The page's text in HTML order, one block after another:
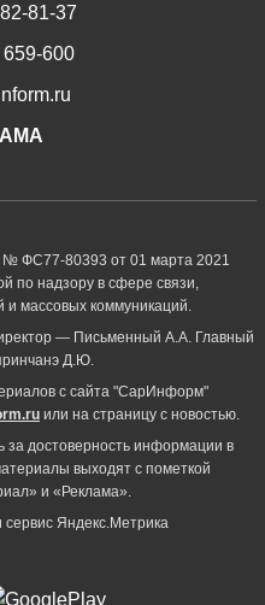
81-37
600
ФС77-80393 от 01 марта 2021
по надзору в сфере связи,
массовых коммуникаций.
— Письменный А.А. Главный
Д.Ю.
с сайта "СарИнформ"
или на страницу с новостью.
за достоверность информации в
выходят с пометкой
и «Реклама».
Яндекс.Метрика